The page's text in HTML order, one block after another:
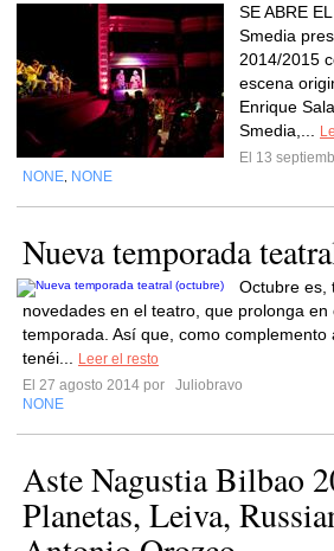
SE ABRE
Smedia
2014/2015
escena
Enrique
Smedia,...
El 13
NONE NONE
Nueva temporada
Octubre es,
novedades en el teatro, que prolonga
temporada. Así que, como
tenéi...
Leer el resto
El 27 agosto 2014 por
Juliobravo
NONE
Aste Nagustia Bilbao
Planetas, Leiva,